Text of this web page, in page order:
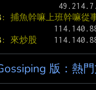
: 捕魚幹嘛上班幹嘛從
: 來炒股
版：熱